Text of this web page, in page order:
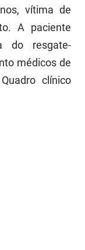
vítima de
A paciente
do resgate-
médicos de
clínico